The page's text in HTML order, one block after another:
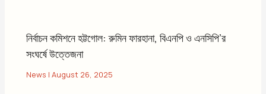
নির্বাচন কমিশনে হট্টগোল: রুমিন ফারহানা, বিএনপি ও এনসিপি’র
সংঘর্ষে উত্তেজনা
News |August 26, 2025